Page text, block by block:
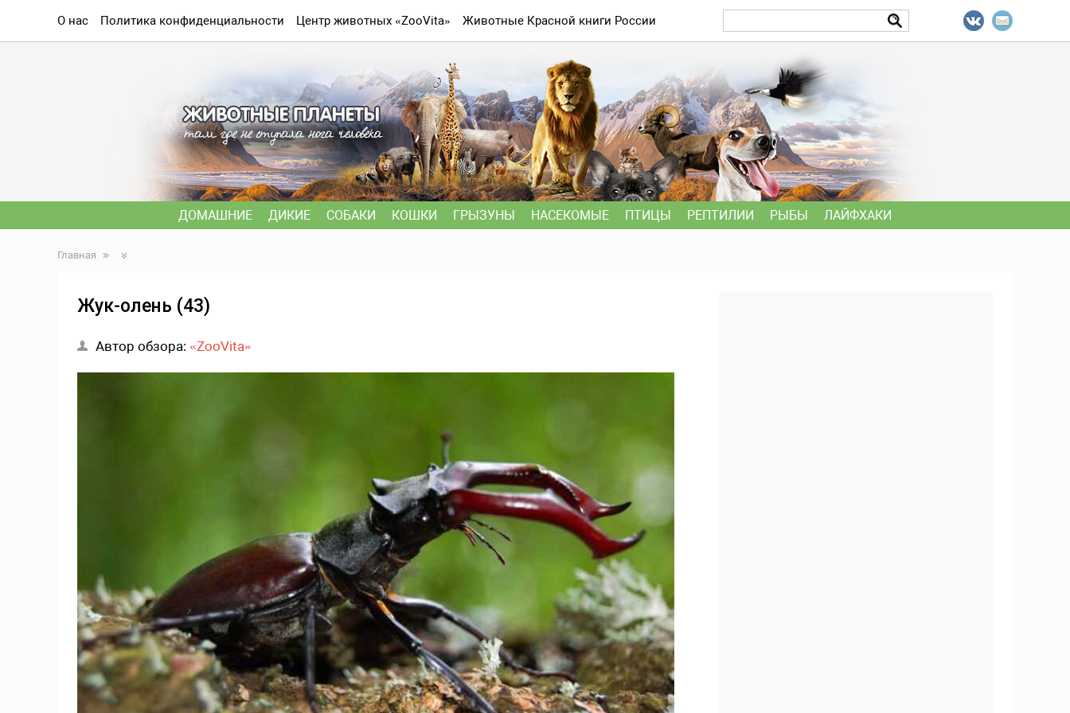
О нас Политика конфиденциальности Центр животных «ZooVita» Животные Красной книги России
ДОМАШНИЕ ДИКИЕ СОБАКИ КОШКИ ГРЫЗУНЫ НАСЕКОМЫЕ ПТИЦЫ РЕПТИЛИИ РЫБЫ ЛАЙФХАКИ
Главная
Жук-олень (43)
Автор обзора: «ZooVita»